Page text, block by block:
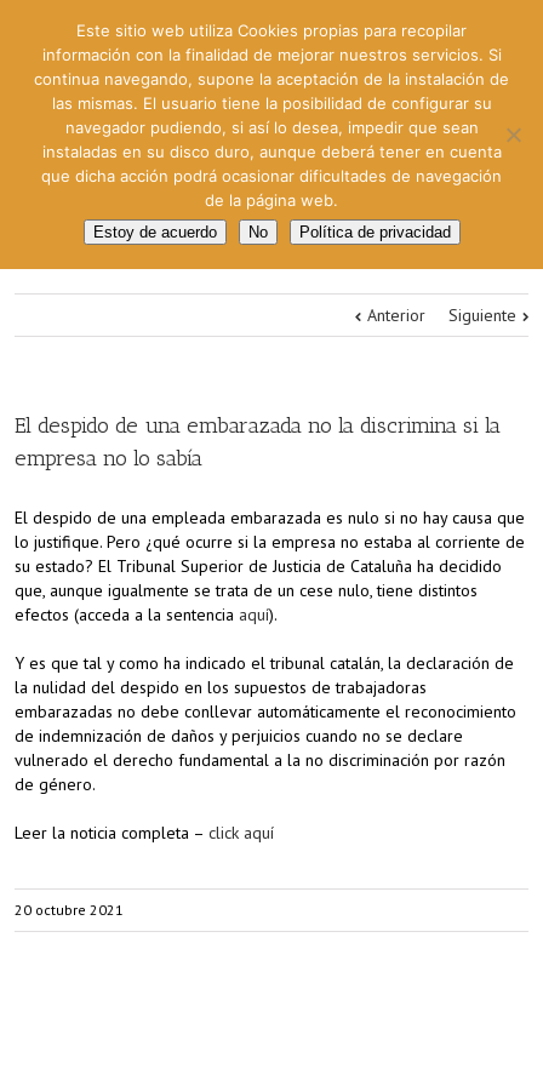
Anterior Siguiente
El despido de una embarazada no la discrimina si la
empresa no lo sabía
El despido de una empleada embarazada es nulo si no hay causa que
lo justifique. Pero ¿qué ocurre si la empresa no estaba al corriente de
su estado? El Tribunal Superior de Justicia de Cataluña ha decidido
que, aunque igualmente se trata de un cese nulo, tiene distintos
efectos (acceda a la sentencia aquí).
Y es que tal y como ha indicado el tribunal catalán, la declaración de
la nulidad del despido en los supuestos de trabajadoras
embarazadas no debe conllevar automáticamente el reconocimiento
de indemnización de daños y perjuicios cuando no se declare
vulnerado el derecho fundamental a la no discriminación por razón
de género.
Leer la noticia completa – click aquí
20 octubre 2021
Este sitio web utiliza Cookies propias para recopilar
información con la finalidad de mejorar nuestros servicios. Si
continua navegando, supone la aceptación de la instalación de
las mismas. El usuario tiene la posibilidad de configurar su
navegador pudiendo, si así lo desea, impedir que sean
instaladas en su disco duro, aunque deberá tener en cuenta
que dicha acción podrá ocasionar dificultades de navegación
de la página web.
Estoy de acuerdo No Política de privacidad